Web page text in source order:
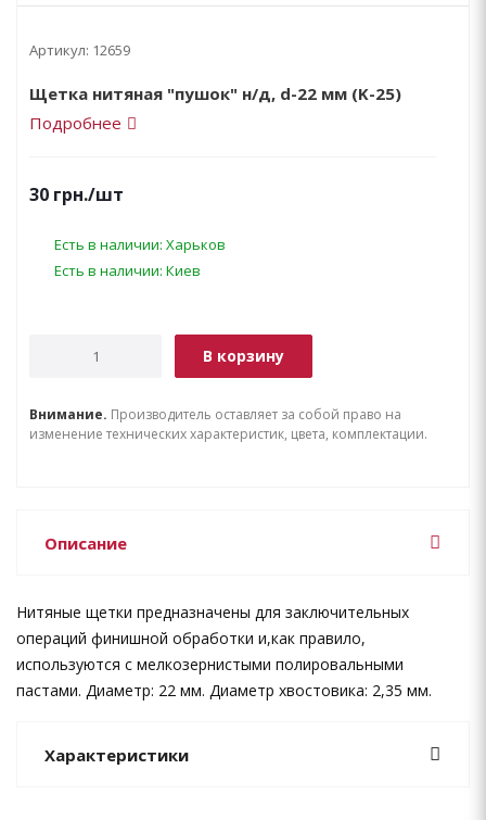
Артикул: 12659
Щетка нитяная "пушок" н/д, d-22 мм (K-25)
Подробнее
30 грн./шт
Есть в наличии: Харьков
Есть в наличии: Киев
В корзину
Внимание. Производитель оставляет за собой право на
изменение технических характеристик, цвета, комплектации.
Описание
Нитяные щетки предназначены для заключительных
операций финишной обработки и,как правило,
используются с мелкозернистыми полировальными
пастами. Диаметр: 22 мм. Диаметр хвостовика: 2,35 мм.
Характеристики